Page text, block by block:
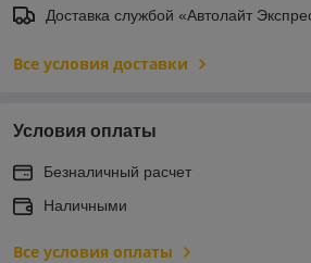
Доставка службой «Автолайт
Все условия доставки
Условия оплаты
Безналичный расчет
Наличными
Все условия оплаты